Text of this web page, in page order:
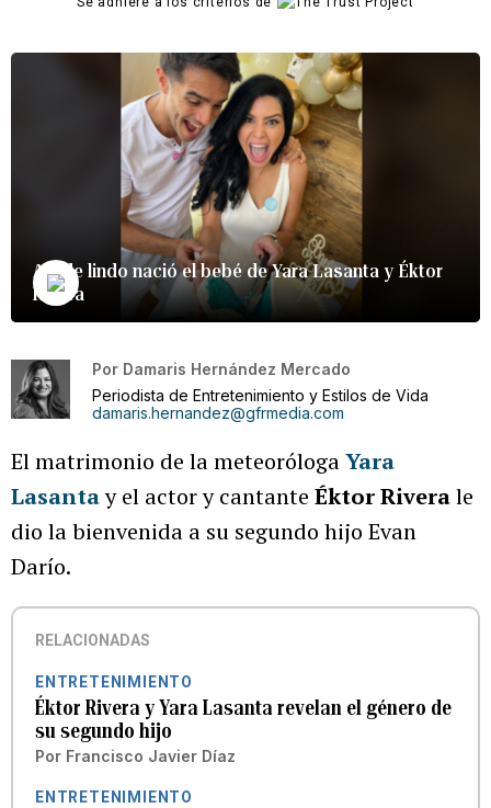
Así de lindo nació el bebé de Yara Lasanta y Éktor
Rivera
Por Damaris Hernández Mercado
Periodista de Entretenimiento y Estilos de Vida
damaris.hernandez@gfrmedia.com
El matrimonio de la meteorólogaYara
Lasantay el actor y cantante Éktor Riverale
dio la bienvenida a su segundo hijo Evan
Darío.
RELACIONADAS
ENTRETENIMIENTO
Éktor Rivera y Yara Lasanta revelan el género de
su segundo hijo
Por Francisco Javier Díaz
ENTRETENIMIENTO